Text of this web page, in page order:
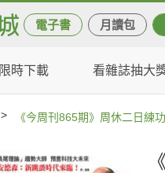
電子書 月讀包
限時下載 看雜誌抽大
> 《今周刊865期》周休二日練